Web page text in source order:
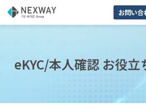
お問い合
料金・プラン
eKYC/本人確認 お役立